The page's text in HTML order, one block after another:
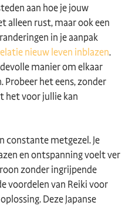
aan hoe je jouw
alleen rust, maar ook een
in je aanpak
nieuw leven inblazen.
manier om elkaar
Probeer het eens, zonder
het voor jullie kan
constante metgezel. Je
en ontspanning voelt ver
zonder ingrijpende
voordelen van Reiki voor
Deze Japanse